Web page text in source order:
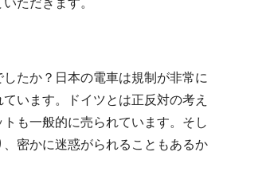
たか？日本の電車は規制が非常に
います。ドイツとは正反対の考え
も一般的に売られています。そし
密かに迷惑がられることもあるか